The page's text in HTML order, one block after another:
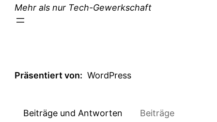
Mehr als nur Tech-Gewerkschaft
Präsentiert von WordPress
Beiträge und Antworten Beiträge